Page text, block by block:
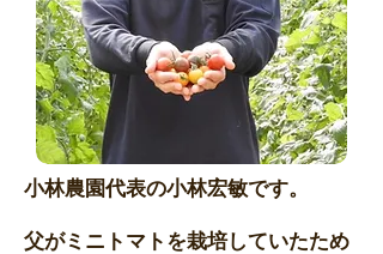
小林農園代表の小林宏敏です。
父がミニトマトを栽培していたため